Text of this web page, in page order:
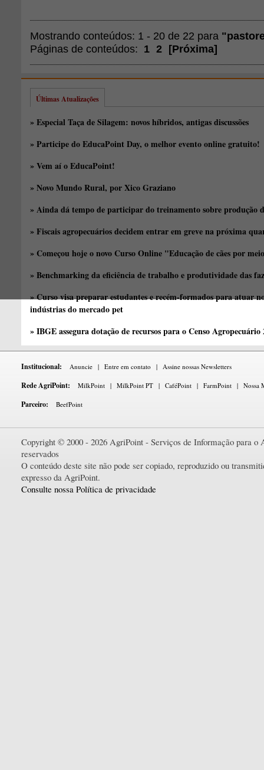
Mostrando conteúdos: 1 - 20 de 22 para
Páginas de conteúdos: 1 2 [Próxima]
Últimas Atualizações
» Especial Taça de Silagem: novos híbridos, antigas discussões
» Participe do EducaPoint Day, o melhor evento online gratuito!
» Vem aí o EducaPoint!
» Novo Mundo Rural, por Xico Graziano
» Ainda dá tempo de participar do treinamento sobre produção
» Fiscais agropecuários decidem entrar em greve na próxima
» Começou hoje o novo Curso Online "Educação de cães por
» Benchmarking da eficiência de trabalho e produtividade das
» Curso visa preparar estudantes e recém-formados para atuar
indústrias do mercado pet
» IBGE assegura dotação de recursos para o Censo Agropecuário
Institucional: Anuncie | Entre em contato | Assine nossas Newsletters
Rede AgriPoint: MilkPoint | MilkPoint PT | CaféPoint | FarmPoint | Nossa
Parceiro: BeefPoint
Copyright © 2000 - 2026 AgriPoint - Serviços de Informação para o
reservados
O conteúdo deste site não pode ser copiado, reproduzido ou
expresso da AgriPoint.
Consulte nossa Política de privacidade